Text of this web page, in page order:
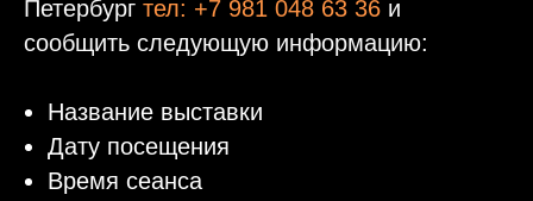
Петербург тел: +7 981 048 63 36 и
сообщить следующую информацию:
Название выставки
Дату посещения
Время сеанса